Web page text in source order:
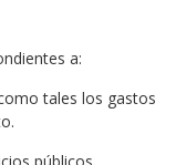
a:
tales los gastos